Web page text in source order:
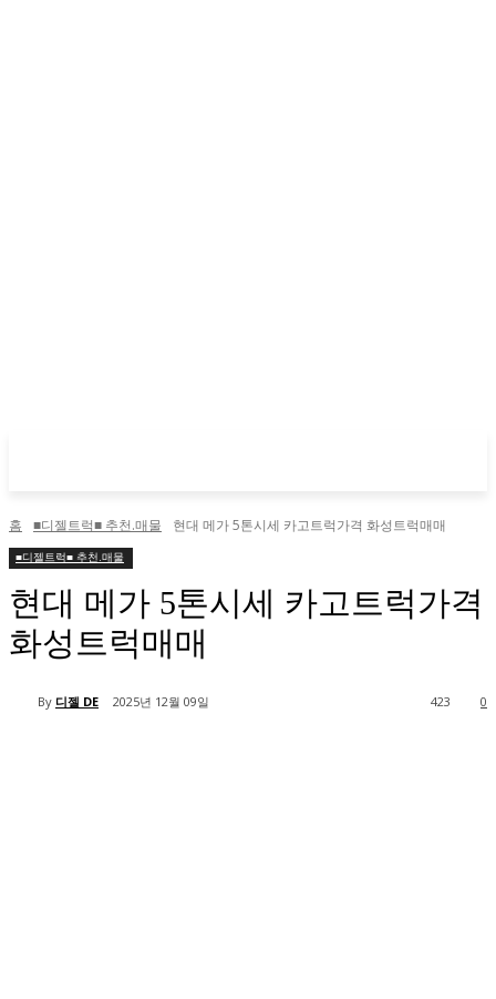
홈 ■디젤트럭■ 추천.매물 현대 메가 5톤시세 카고트럭가격 화성트럭매매
■디젤트럭■ 추천.매물
현대 메가 5톤시세 카고트럭가격
화성트럭매매
By 디젤 DE 2025년 12월 09일 0
423